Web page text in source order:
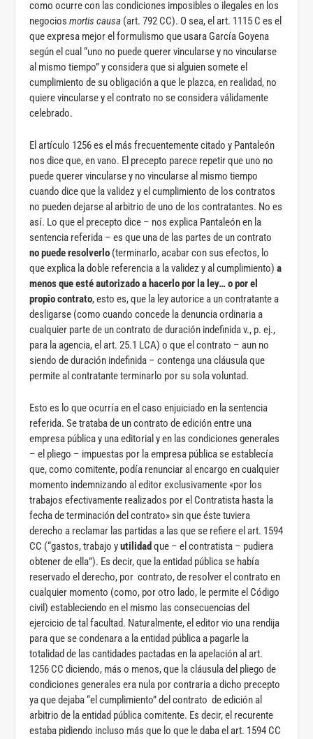
como ocurre con las condiciones imposibles o ilegales en los
negociosmortis causa (art. 792 CC). O sea, el art. 1115 C es el
que expresa mejor el formulismo que usara García Goyena
según el cual “uno no puede querer vincularse y no vincularse
al mismo tiempo” y considera que si alguien somete el
cumplimiento de su obligación a que le plazca, en realidad, no
quiere vincularse y el contrato no se considera válidamente
celebrado.
El artículo 1256 es el más frecuentemente citado y Pantaleón
nos dice que, en vano. El precepto parece repetir que uno no
puede querer vincularse y no vincularse al mismo tiempo
cuando dice que la validez y el cumplimiento de los contratos
no pueden dejarse al arbitrio de uno de los contratantes. No es
así. Lo que el precepto dice – nos explica Pantaleón en la
sentencia referida – es que una de las partes de un contrato
no puede resolverlo (terminarlo, acabar con sus efectos, lo
que explica la doble referencia a la validez y al cumplimiento)a
menos que esté autorizado a hacerlo por la ley… o por el
propio contrato, esto es, que la ley autorice a un contratante a
desligarse (como cuando concede la denuncia ordinaria a
cualquier parte de un contrato de duración indefinida v., p. ej.,
para la agencia, el art. 25.1 LCA) o que el contrato – aun no
siendo de duración indefinida – contenga una cláusula que
permite al contratante terminarlo por su sola voluntad.
Esto es lo que ocurría en el caso enjuiciado en la sentencia
referida. Se trataba de un contrato de edición entre una
empresa pública y una editorial y en las condiciones generales
– el pliego – impuestas por la empresa pública se establecía
que, como comitente, podía renunciar al encargo en cualquier
momento indemnizando al editor exclusivamente «por los
trabajos efectivamente realizados por el Contratista hasta la
fecha de terminación del contrato» sin que éste tuviera
derecho a reclamar las partidas a las que se refiere el art. 1594
CC (“gastos, trabajo yutilidad que – el contratista – pudiera
obtener de ella”). Es decir, que la entidad pública se había
reservado el derecho, por contrato, de resolver el contrato en
cualquier momento (como, por otro lado, le permite el Código
civil) estableciendo en el mismo las consecuencias del
ejercicio de tal facultad. Naturalmente, el editor vio una rendija
para que se condenara a la entidad pública a pagarle la
totalidad de las cantidades pactadas en la apelación al art.
1256 CC diciendo, más o menos, que la cláusula del pliego de
condiciones generales era nula por contraria a dicho precepto
ya que dejaba “el cumplimiento” del contrato de edición al
arbitrio de la entidad pública comitente. Es decir, el recurente
estaba pidiendo incluso más que lo que le daba el art. 1594 CC